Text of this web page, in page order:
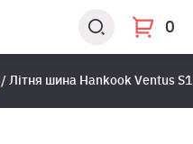
0
Літня шина Hankook Ventus